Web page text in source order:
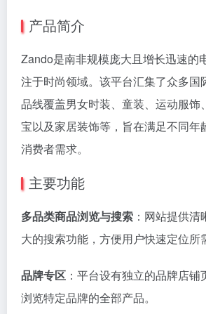
产品简介
Zando是南非规模庞大且增长迅速的
注于时尚领域。该平台汇集了众多国
品线覆盖男女时装、童装、运动服饰
宝以及家居装饰等，旨在满足不同年
消费者需求。
主要功能
多品类商品浏览与搜索 ：网站提供
大的搜索功能，方便用户快速定位所
品牌专区 ：平台设有独立的品牌店
浏览特定品牌的全部产品。